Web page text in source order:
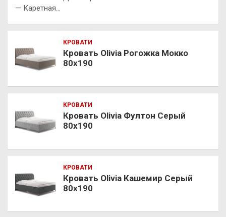
— Каретная…
КРОВАТИ
Кровать Olivia Рогожка Мокко
80х190
КРОВАТИ
Кровать Olivia Фултон Серый
80х190
КРОВАТИ
Кровать Olivia Кашемир Серый
80х190